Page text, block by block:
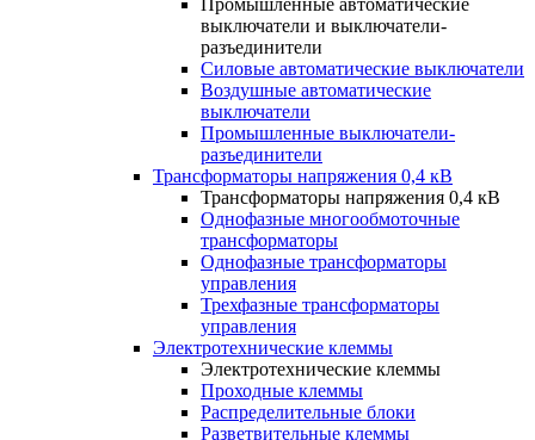
Промышленные автоматические
выключатели и выключатели-
разъединители
Силовые автоматические выключатели
Воздушные автоматические
выключатели
Промышленные выключатели-
разъединители
Трансформаторы напряжения 0,4 кВ
Трансформаторы напряжения 0,4 кВ
Однофазные многообмоточные
трансформаторы
Однофазные трансформаторы
управления
Трехфазные трансформаторы
управления
Электротехнические клеммы
Электротехнические клеммы
Проходные клеммы
Распределительные блоки
Разветвительные клеммы